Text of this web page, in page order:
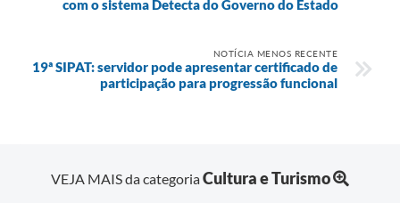
com o sistema Detecta do Governo do Estado
NOTÍCIA MENOS RECENTE
19ª SIPAT: servidor pode apresentar certificado de
participação para progressão funcional
VEJA MAIS da categoriaCultura e Turismo